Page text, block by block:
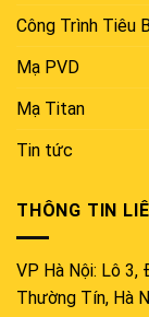
Công Trình Tiêu
Mạ PVD
Mạ Titan
Tin tức
THÔNG TIN
VP Hà Nội: Lô 3,
Thường Tín, Hà